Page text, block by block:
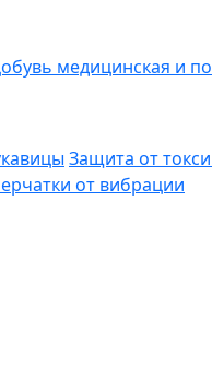
медицинская и
Защита от
от вибрации